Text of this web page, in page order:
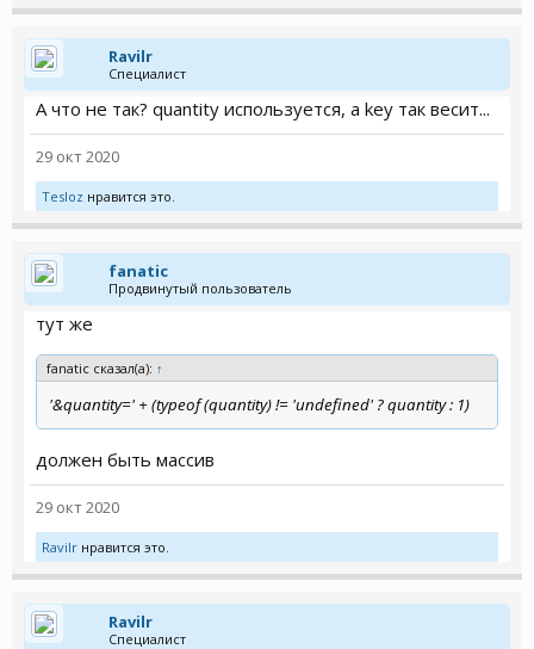
Ravilr
Специалист
А что не так? quantity используется, а key так весит...
29 окт 2020
Tesloz нравится это.
fanatic
Продвинутый пользователь
тут же
fanatic сказал(а): ↑
'&quantity=' + (typeof (quantity) != 'undefined' ? quantity : 1)
должен быть массив
29 окт 2020
Ravilr нравится это.
Ravilr
Специалист